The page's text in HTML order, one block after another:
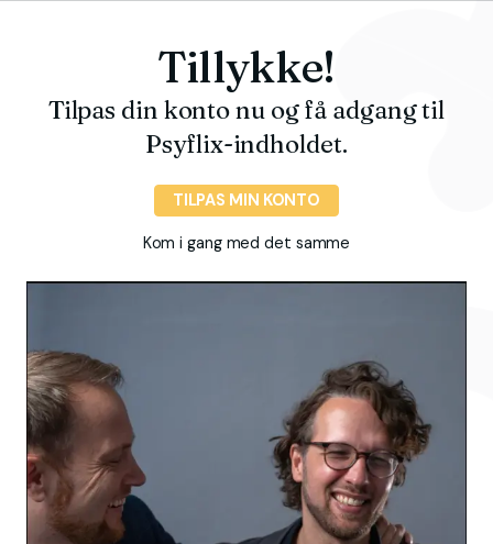
Tillykke!
Tilpas din konto nu og få adgang til
Psyflix-indholdet.
TILPAS MIN KONTO
Kom i gang med det samme